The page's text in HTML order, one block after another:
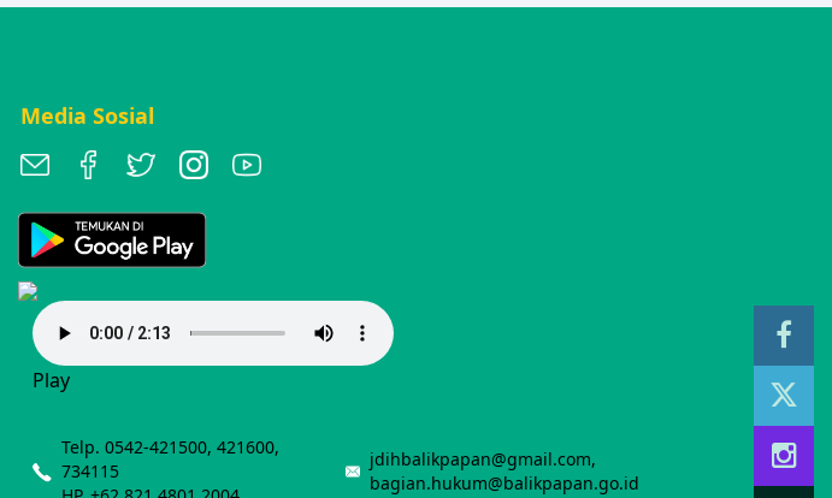
Media Sosial
Play
Telp. 0542-421500, 421600,
734115
jdihbalikpapan@gmail.com,
bagian.hukum@balikpapan.go.id